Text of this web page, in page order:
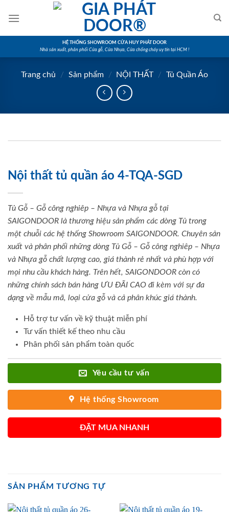
HỆ THỐNG SHOWROOM CỬA HUY PHÁT DOOR
Nhà sản xuất, phân phối Cửa gỗ, Cửa Nhựa, Cửa chống cháy uy tín tại HCM !
Trang chủ / Sản phẩm / NỘI THẤT / Tủ Quần Áo
Nội thất tủ quần áo 4-TQA-SGD
Tủ Gỗ – Gỗ công nghiêp – Nhựa và Nhựa gỗ tại
SAIGONDOOR là thương hiệu sản phẩm các dòng Tủ trong
một chuỗi các hệ thống Showroom SAIGONDOOR. Chuyên sản
xuất và phân phối những dòng Tủ Gỗ – Gỗ công nghiêp – Nhựa
và Nhựa gỗ chất lượng cao, giá thành rẻ nhất và phù hợp với
mọi nhu cầu khách hàng. Trên hết, SAIGONDOOR còn có
những chính sách bán hàng ƯU ĐÃI CAO đi kèm với sự đa
dạng về mẫu mã, loại cửa gỗ và cả phân khúc giá thành.
Hỗ trợ tư vấn về kỹ thuật miễn phí
Tư vấn thiết kế theo nhu cầu
Phân phối sản phẩm toàn quốc
Yêu cầu tư vấn
Hệ thống Showroom
ĐẶT MUA NHANH
SẢN PHẨM TƯƠNG TỰ